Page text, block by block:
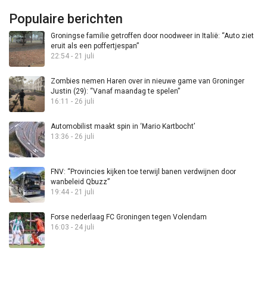
Populaire berichten
Groningse familie getroffen door noodweer in Italië: “Auto ziet
eruit als een poffertjespan”
22:54 - 21 juli
Zombies nemen Haren over in nieuwe game van Groninger
Justin (29): “Vanaf maandag te spelen”
16:11 - 26 juli
Automobilist maakt spin in ‘Mario Kartbocht’
13:36 - 26 juli
FNV: “Provincies kijken toe terwijl banen verdwijnen door
wanbeleid Qbuzz”
19:44 - 21 juli
Forse nederlaag FC Groningen tegen Volendam
16:03 - 24 juli